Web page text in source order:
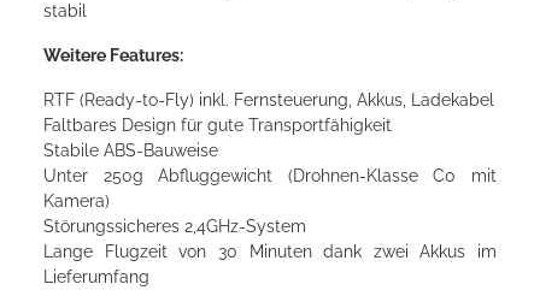
stabil
Weitere Features:
RTF (Ready-to-Fly) inkl. Fernsteuerung, Akkus, Ladekabel
Faltbares Design für gute Transportfähigkeit
Stabile ABS-Bauweise
Unter 250g Abfluggewicht (Drohnen-Klasse C0 mit
Kamera)
Störungssicheres 2,4GHz-System
Lange Flugzeit von 30 Minuten dank zwei Akkus im
Lieferumfang